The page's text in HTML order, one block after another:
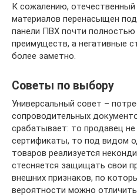
К сожалению,
материалов перенасыщен
панели ПВХ почти
преимуществ, а негативные
более заметно.
Советы по выбору
Универсальный совет –
сопроводительных
срабатывает: то продавец
сертификаты, то под видом
товаров реализуется
стесняется защищать свои
внешних признаков, по
вероятности можно